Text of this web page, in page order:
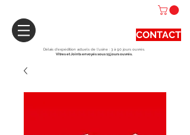
CONTACT
Délais d'expédition actuels de l'usine : 3 à 90 jours ouvrés.
Vitres et Joints envoyés sous 15 jours ouvrés.